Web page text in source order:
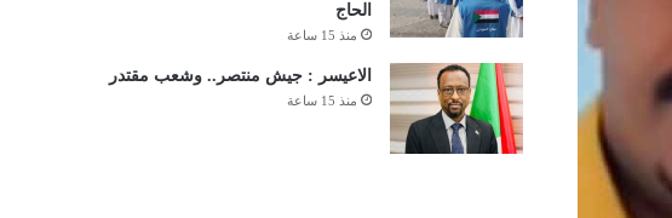
الحاج
منذ 15 ساعة
الاعيسر : جيش منتصر.. وشعب مقتدر
منذ 15 ساعة